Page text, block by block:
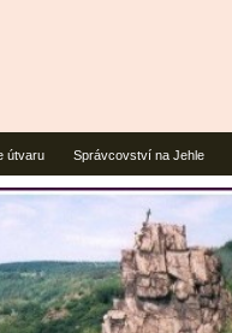
útvaru Správcovství na Jehle